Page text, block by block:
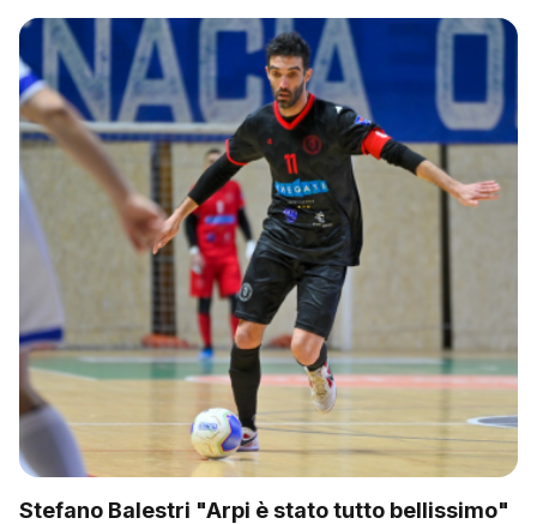
Stefano Balestri "Arpi è stato tutto bellissimo"